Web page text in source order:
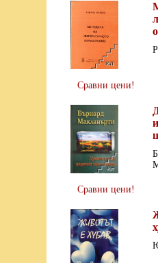
Сравни цени!
Сравни цени!